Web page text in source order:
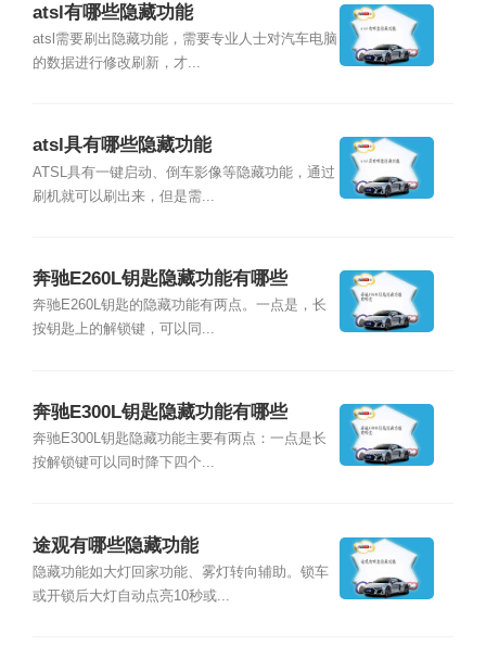
atsl有哪些隐藏功能
atsl需要刷出隐藏功能，需要专业人士对汽车电脑
的数据进行修改刷新，才...
atsl具有哪些隐藏功能
ATSL具有一键启动、倒车影像等隐藏功能，通过
刷机就可以刷出来，但是需...
奔驰E260L钥匙隐藏功能有哪些
奔驰E260L钥匙的隐藏功能有两点。一点是，长
按钥匙上的解锁键，可以同...
奔驰E300L钥匙隐藏功能有哪些
奔驰E300L钥匙隐藏功能主要有两点：一点是长
按解锁键可以同时降下四个...
途观有哪些隐藏功能
隐藏功能如大灯回家功能、雾灯转向辅助。锁车
或开锁后大灯自动点亮10秒或...